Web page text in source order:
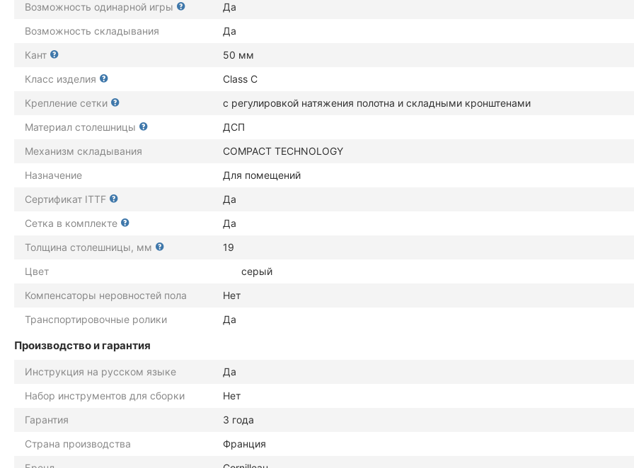
Возможность одинарной игры
Да
Возможность складывания
Да
Кант
50 мм
Класс изделия
Class C
Крепление сетки
с регулировкой натяжения полотна и складными кронштенами
Материал столешницы
ДСП
Механизм складывания
COMPACT TECHNOLOGY
Назначение
Для помещений
Сертификат ITTF
Да
Сетка в комплекте
Да
Толщина столешницы, мм
19
Цвет
серый
Компенсаторы неровностей пола
Нет
Транспортировочные ролики
Да
Производство и гарантия
Инструкция на русском языке
Да
Набор инструментов для сборки
Нет
Гарантия
3 года
Страна производства
Франция